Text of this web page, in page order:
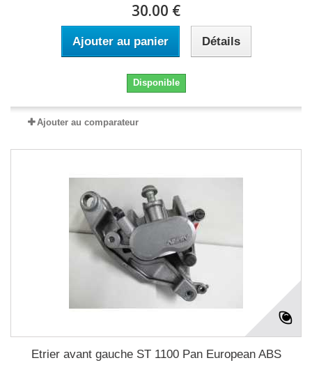
30.00 €
Ajouter au panier Détails
Disponible
Ajouter au comparateur
Etrier avant gauche ST 1100 Pan European ABS